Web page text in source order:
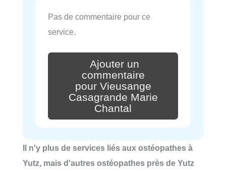
Pas de commentaire pour ce
service.
Ajouter un
commentaire
pour Vieusange
Casagrande Marie
Chantal
Il n'y plus de services liés aux ostéopathes à
Yutz, mais d'autres ostéopathes près de Yutz